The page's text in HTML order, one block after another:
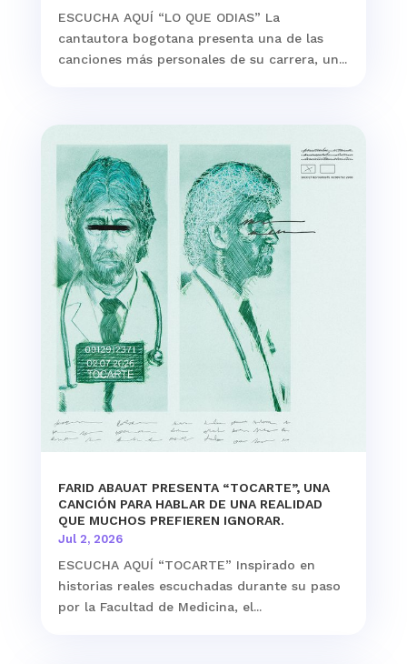
ESCUCHA AQUÍ “LO QUE ODIAS” La
cantautora bogotana presenta una de las
canciones más personales de su carrera, un...
FARID ABAUAT PRESENTA “TOCARTE”, UNA
CANCIÓN PARA HABLAR DE UNA REALIDAD
QUE MUCHOS PREFIEREN IGNORAR.
Jul 2, 2026
ESCUCHA AQUÍ “TOCARTE” Inspirado en
historias reales escuchadas durante su paso
por la Facultad de Medicina, el...